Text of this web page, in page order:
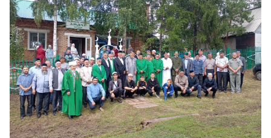
(Гундяев). Орден «За доблестный труд» Путин […]